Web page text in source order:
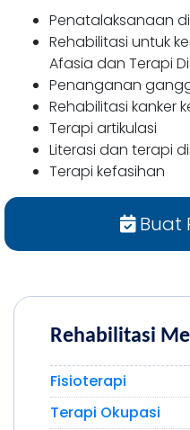
Penatalaksanaan
Rehabilitasi untuk
Afasia dan Terapi
Penanganan
Rehabilitasi kanker
Terapi artikulasi
Literasi dan terapi
Terapi kefasihan
Buat
Rehabilitasi
Fisioterapi
Terapi Okupasi